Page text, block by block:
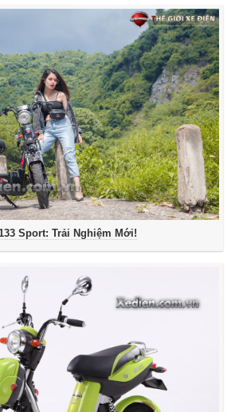
Sport: Trải Nghiệm Mới!